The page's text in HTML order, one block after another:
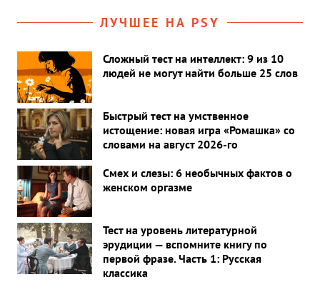
ЛУЧШЕЕ НА PSY
Сложный тест на интеллект: 9 из 10
людей не могут найти больше 25 слов
Быстрый тест на умственное
истощение: новая игра «Ромашка» со
словами на август 2026-го
Смех и слезы: 6 необычных фактов о
женском оргазме
Тест на уровень литературной
эрудиции — вспомните книгу по
первой фразе. Часть 1: Русская
классика